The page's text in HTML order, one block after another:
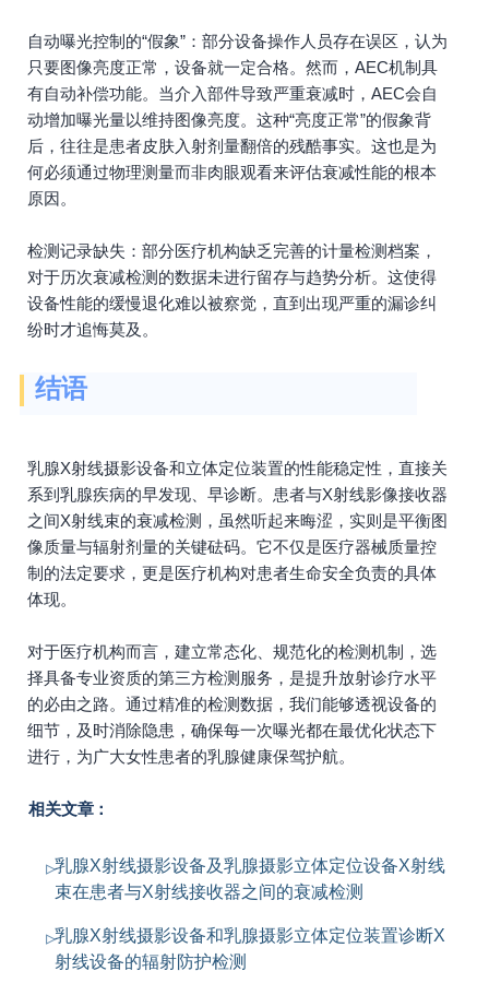
自动曝光控制的“假象”：部分设备操作人员存在误区，认为
只要图像亮度正常，设备就一定合格。然而，AEC机制具
有自动补偿功能。当介入部件导致严重衰减时，AEC会自
动增加曝光量以维持图像亮度。这种“亮度正常”的假象背
后，往往是患者皮肤入射剂量翻倍的残酷事实。这也是为
何必须通过物理测量而非肉眼观看来评估衰减性能的根本
原因。
检测记录缺失：部分医疗机构缺乏完善的计量检测档案，
对于历次衰减检测的数据未进行留存与趋势分析。这使得
设备性能的缓慢退化难以被察觉，直到出现严重的漏诊纠
纷时才追悔莫及。
结语
乳腺X射线摄影设备和立体定位装置的性能稳定性，直接关
系到乳腺疾病的早发现、早诊断。患者与X射线影像接收器
之间X射线束的衰减检测，虽然听起来晦涩，实则是平衡图
像质量与辐射剂量的关键砝码。它不仅是医疗器械质量控
制的法定要求，更是医疗机构对患者生命安全负责的具体
体现。
对于医疗机构而言，建立常态化、规范化的检测机制，选
择具备专业资质的第三方检测服务，是提升放射诊疗水平
的必由之路。通过精准的检测数据，我们能够透视设备的
细节，及时消除隐患，确保每一次曝光都在最优化状态下
进行，为广大女性患者的乳腺健康保驾护航。
相关文章：
乳腺X射线摄影设备及乳腺摄影立体定位设备X射线
束在患者与X射线接收器之间的衰减检测
乳腺X射线摄影设备和乳腺摄影立体定位装置诊断X
射线设备的辐射防护检测